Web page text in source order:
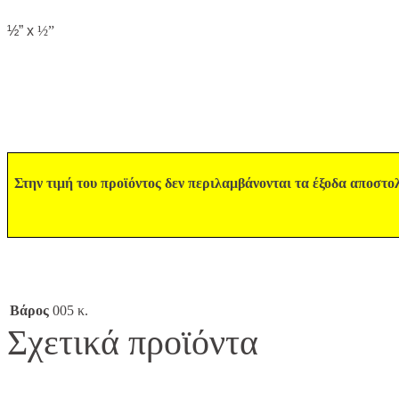
½” x ½”
Στην τιμή του προϊόντος δεν περιλαμβάνονται τα έξοδα
Βάρος 005 κ.
Σχετικά προϊόντα